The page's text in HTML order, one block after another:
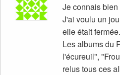
Je connais
J'ai voulu un
elle était fermée.
Les albums du
l'écureuil",
relus tous ces